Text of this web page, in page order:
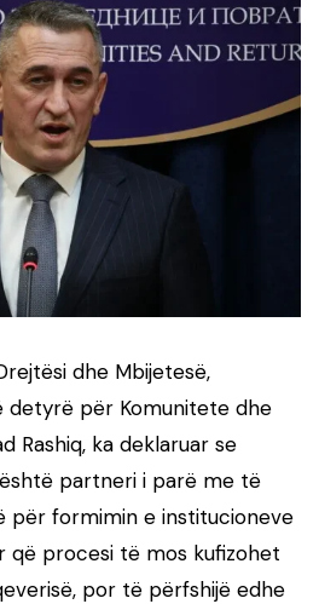
dhe Mbijetesë,
detyrë për Komunitete dhe
Rashiq, ka deklaruar se
partneri i parë me të
për formimin e institucioneve
që procesi të mos kufizohet
por të përfshijë edhe